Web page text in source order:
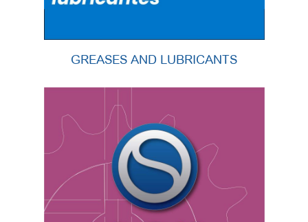
GREASES AND LUBRICANTS